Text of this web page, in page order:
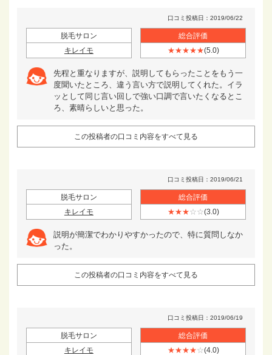
口コミ投稿日：2019/06/22
脱毛サロン
キレイモ
総合評価
★★★★★(5.0)
先程と重なりますが、説明してもらったことをもう一
度聞いたところ、違う言い方で説明してくれた。イラ
ッとして同じ言い回しで強い口調で言いたくなるとこ
ろ、素晴らしいと思った。
この投稿者の口コミ内容をすべて見る
口コミ投稿日：2019/06/21
脱毛サロン
キレイモ
総合評価
★★★☆☆(3.0)
説明が簡潔でわかりやすかったので、特に質問しなか
った。
この投稿者の口コミ内容をすべて見る
口コミ投稿日：2019/06/19
脱毛サロン
キレイモ
総合評価
★★★★☆(4.0)